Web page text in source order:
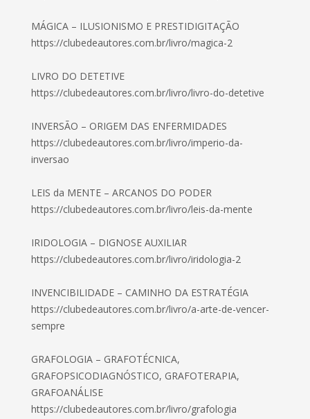
MÁGICA – ILUSIONISMO E PRESTIDIGITAÇÃO
https://clubedeautores.com.br/livro/magica-2
LIVRO DO DETETIVE
https://clubedeautores.com.br/livro/livro-do-detetive
INVERSÃO – ORIGEM DAS ENFERMIDADES
https://clubedeautores.com.br/livro/imperio-da-
inversao
LEIS da MENTE – ARCANOS DO PODER
https://clubedeautores.com.br/livro/leis-da-mente
IRIDOLOGIA – DIGNOSE AUXILIAR
https://clubedeautores.com.br/livro/iridologia-2
INVENCIBILIDADE – CAMINHO DA ESTRATÉGIA
https://clubedeautores.com.br/livro/a-arte-de-vencer-
sempre
GRAFOLOGIA – GRAFOTÉCNICA,
GRAFOPSICODIAGNÓSTICO, GRAFOTERAPIA,
GRAFOANÁLISE
https://clubedeautores.com.br/livro/grafologia